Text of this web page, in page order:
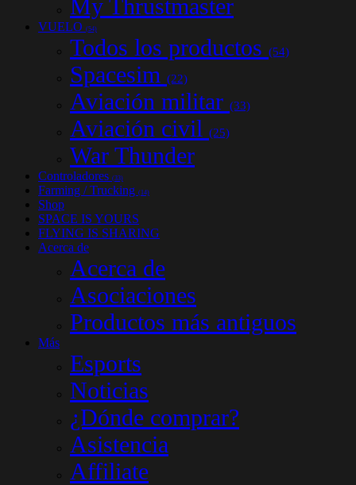
My Thrustmaster
VUELO (54)
Todos los productos (54)
Spacesim (22)
Aviación militar (33)
Aviación civil (25)
War Thunder
Controladores (33)
Farming / Trucking (14)
Shop
SPACE IS YOURS
FLYING IS SHARING
Acerca de
Acerca de
Asociaciones
Productos más antiguos
Más
Esports
Noticias
¿Dónde comprar?
Asistencia
Affiliate